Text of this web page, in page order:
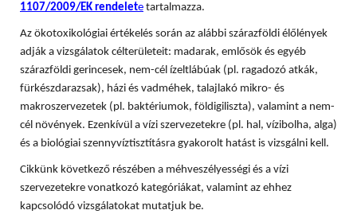
1107/2009/EK rendelete tartalmazza.
Az ökotoxikológiai értékelés során az alábbi szárazföldi élőlények
adják a vizsgálatok célterületeit: madarak, emlősök és egyéb
szárazföldi gerincesek, nem-cél ízeltlábúak (pl. ragadozó atkák,
fürkészdarazsak), házi és vadméhek, talajlakó mikro- és
makroszervezetek (pl. baktériumok, földigiliszta), valamint a nem-
cél növények. Ezenkívül a vízi szervezetekre (pl. hal, vízibolha, alga)
és a biológiai szennyvíztisztításra gyakorolt hatást is vizsgálni kell.
Cikkünk következő részében a méhveszélyességi és a vízi
szervezetekre vonatkozó kategóriákat, valamint az ehhez
kapcsolódó vizsgálatokat mutatjuk be.